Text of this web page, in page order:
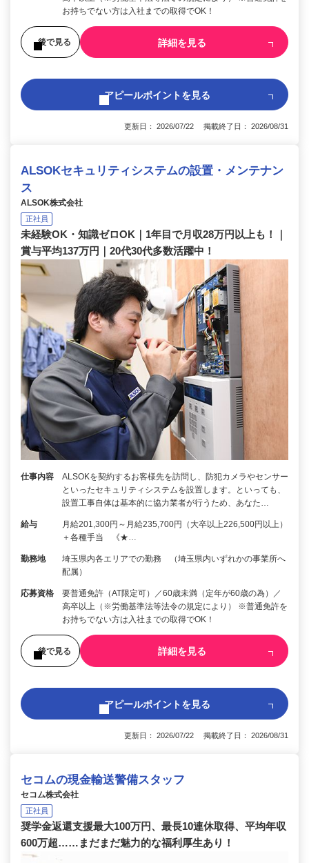
お持ちでない方は入社までの取得でOK！
後で見る 詳細を見る
アピールポイントを見る
更新日： 2026/07/22 掲載終了日： 2026/08/31
ALSOKセキュリティシステムの設置・メンテナン
ス
ALSOK株式会社
正社員
未経験OK・知識ゼロOK｜1年目で月収28万円以上も！｜
賞与平均137万円｜20代30代多数活躍中！
仕事内容
ALSOKを契約するお客様先を訪問し、防犯カメラやセンサー
といったセキュリティシステムを設置します。といっても、
設置工事自体は基本的に協力業者が行うため、あなた…
給与
月給201,300円～月給235,700円（大卒以上226,500円以上）
＋各種手当 《★…
勤務地
埼玉県内各エリアでの勤務 （埼玉県内いずれかの事業所へ
配属）
応募資格
要普通免許（AT限定可）／60歳未満（定年が60歳の為）／
高卒以上（※労働基準法等法令の規定により） ※普通免許を
お持ちでない方は入社までの取得でOK！
後で見る 詳細を見る
アピールポイントを見る
更新日： 2026/07/22 掲載終了日： 2026/08/31
セコムの現金輸送警備スタッフ
セコム株式会社
正社員
奨学金返還支援最大100万円、最長10連休取得、平均年収
600万超……まだまだ魅力的な福利厚生あり！